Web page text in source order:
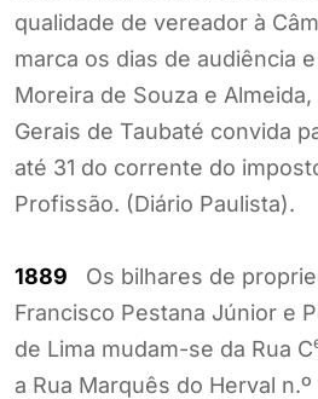
qualidade de vereador à
marca os dias de audiência
Moreira de Souza e
Gerais de Taubaté convida
até 31 do corrente do
Profissão. (Diário Paulista).
1889 Os bilhares de
Francisco Pestana Júnior e
de Lima mudam-se da Rua C
a Rua Marquês do Herval